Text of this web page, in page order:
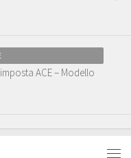
ACE – Modello